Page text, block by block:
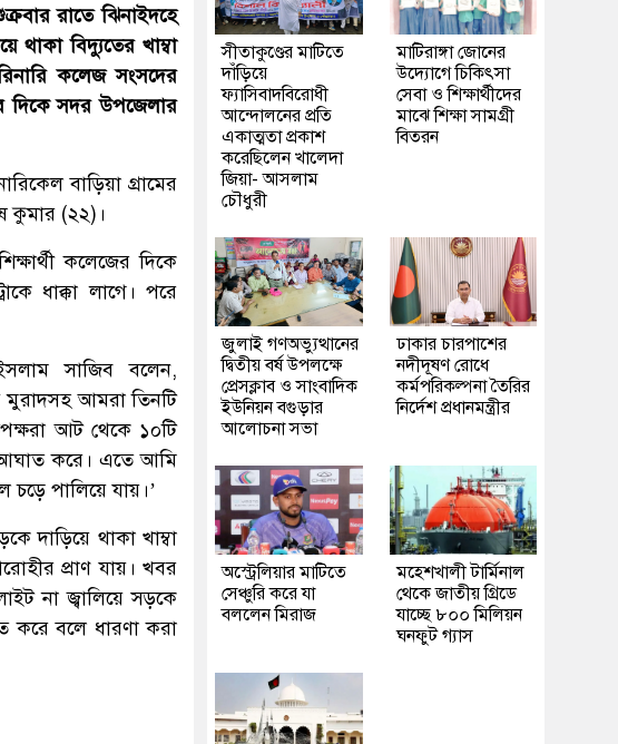
রাতে ঝিনাইদহে
থাকা বিদ্যুতের খাম্বা
কলেজ সংসদের
দিকে সদর উপজেলার
বাড়িয়া গ্রামের
কুমার (২২)।
কলেজের দিকে
ধাক্কা লাগে। পরে
সাজিব বলেন,
মুরাদসহ আমরা তিনটি
আট থেকে ১০টি
আঘাত করে। এতে আমি
পালিয়ে যায়।’
দাড়িয়ে থাকা খাম্বা
প্রাণ যায়। খবর
না জ্বালিয়ে সড়কে
করে বলে ধারণা করা
সীতাকুণ্ডের মাটিতে
দাঁড়িয়ে
ফ্যাসিবাদবিরোধী
আন্দোলনের প্রতি
একাত্মতা প্রকাশ
করেছিলেন খালেদা
জিয়া- আসলাম
চৌধুরী
মাটিরাঙ্গা জোনের
উদ্যোগে চিকিৎসা
সেবা ও শিক্ষার্থীদের
মাঝে শিক্ষা সামগ্রী
বিতরন
জুলাই গণঅভ্যুত্থানের
দ্বিতীয় বর্ষ উপলক্ষে
প্রেসক্লাব ও সাংবাদিক
ইউনিয়ন বগুড়ার
আলোচনা সভা
ঢাকার চারপাশের
নদীদূষণ রোধে
কর্মপরিকল্পনা তৈরির
নির্দেশ প্রধানমন্ত্রীর
অস্ট্রেলিয়ার মাটিতে
সেঞ্চুরি করে যা
বললেন মিরাজ
মহেশখালী টার্মিনাল
থেকে জাতীয় গ্রিডে
যাচ্ছে ৮০০ মিলিয়ন
ঘনফুট গ্যাস